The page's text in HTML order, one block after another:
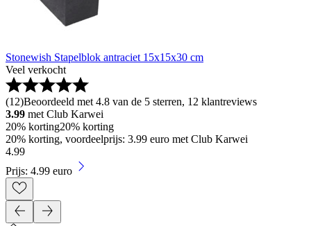
Stonewish Stapelblok antraciet 15x15x30 cm
Veel verkocht
(12)Beoordeeld met 4.8 van de 5 sterren, 12 klantreviews
3.99 met Club Karwei
20% korting20% korting
20% korting, voordeelprijs: 3.99 euro met Club Karwei
4.99
Prijs: 4.99 euro